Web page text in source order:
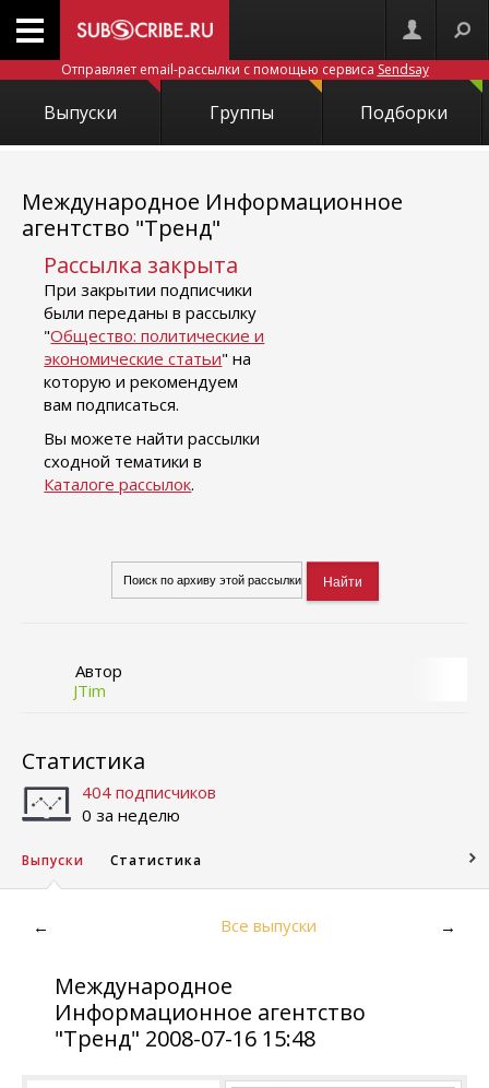
Отправляет email-рассылки с помощью сервиса Sendsay
Выпуски Группы Подборки
Международное Информационное
агентство "Тренд"
Рассылка закрыта
При закрытии подписчики
были переданы в рассылку
"Общество: политические и
экономические статьи" на
которую и рекомендуем
вам подписаться.
Вы можете найти рассылки
сходной тематики в
Каталоге рассылок.
Автор
JTim
Статистика
404 подписчиков
0 за неделю
Выпуски Статистика
← Все выпуски →
Международное
Информационное агентство
"Тренд" 2008-07-16 15:48